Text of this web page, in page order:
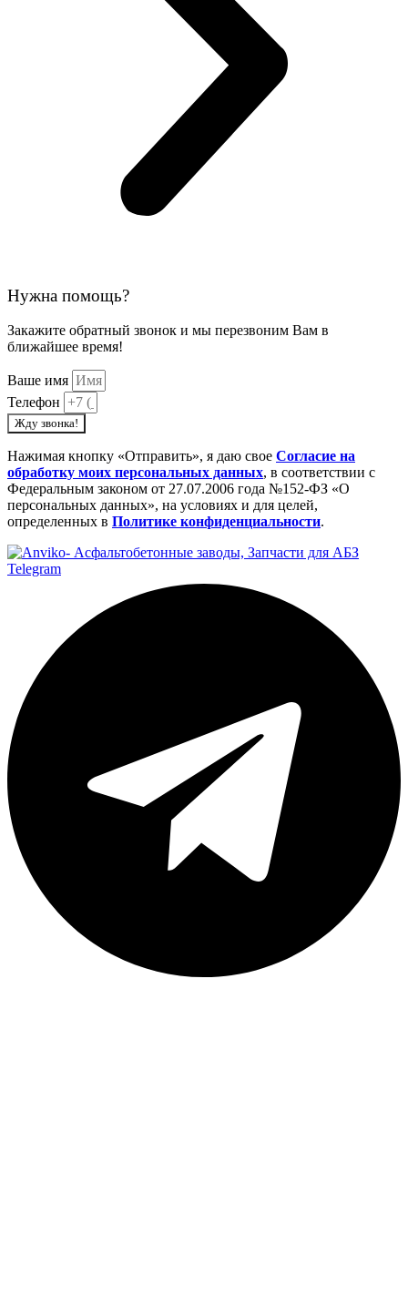
Нужна помощь?
Закажите обратный звонок и мы перезвоним Вам в
ближайшее время!
Ваше имя
Телефон
Жду звонка!
Нажимая кнопку «Отправить», я даю свое Cогласие на
обработку моих персональных данных, в соответствии с
Федеральным законом от 27.07.2006 года №152-ФЗ «О
персональных данных», на условиях и для целей,
определенных в Политике конфиденциальности.
Telegram